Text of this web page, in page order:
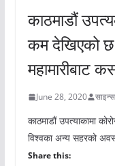
काठमाडौं
कम देखिएको छ
महामारीबाट
June 28, 2020
काठमाडौं उपत्याकामा
विश्वका अन्य सहरको
Share this: